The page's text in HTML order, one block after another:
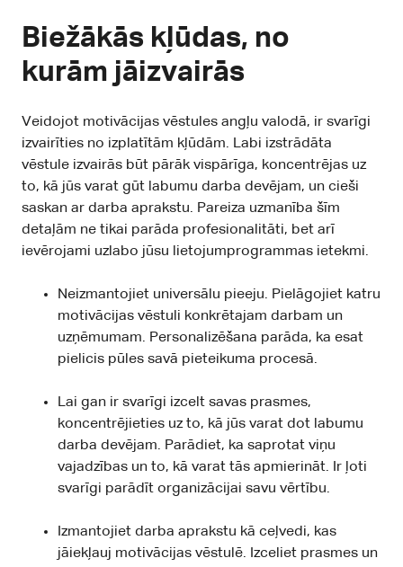
Biežākās kļūdas, no
kurām jāizvairās
Veidojot motivācijas vēstules angļu valodā, ir svarīgi
izvairīties no izplatītām kļūdām. Labi izstrādāta
vēstule izvairās būt pārāk vispārīga, koncentrējas uz
to, kā jūs varat gūt labumu darba devējam, un cieši
saskan ar darba aprakstu. Pareiza uzmanība šīm
detaļām ne tikai parāda profesionalitāti, bet arī
ievērojami uzlabo jūsu lietojumprogrammas ietekmi.
Neizmantojiet universālu pieeju. Pielāgojiet katru
motivācijas vēstuli konkrētajam darbam un
uzņēmumam. Personalizēšana parāda, ka esat
pielicis pūles savā pieteikuma procesā.
Lai gan ir svarīgi izcelt savas prasmes,
koncentrējieties uz to, kā jūs varat dot labumu
darba devējam. Parādiet, ka saprotat viņu
vajadzības un to, kā varat tās apmierināt. Ir ļoti
svarīgi parādīt organizācijai savu vērtību.
Izmantojiet darba aprakstu kā ceļvedi, kas
jāiekļauj motivācijas vēstulē. Izceliet prasmes un